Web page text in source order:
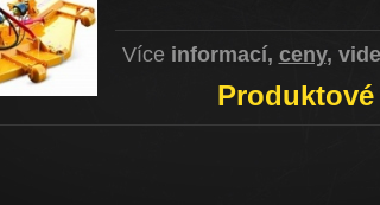
Více informací, ceny,